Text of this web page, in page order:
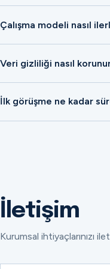
Çalışma modeli nasıl
Veri gizliliği nasıl
İlk görüşme ne kadar
İletişim
Kurumsal ihtiyaçlarınızı